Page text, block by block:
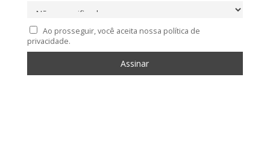
Ao prosseguir, você aceita nossa política de
privacidade.